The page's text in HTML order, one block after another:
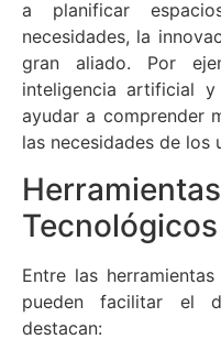
a planificar
necesidades, la
gran aliado. Por
inteligencia artificial
ayudar a comprender
las necesidades de los
Tecnológicos
Entre las
pueden facilitar el
destacan: